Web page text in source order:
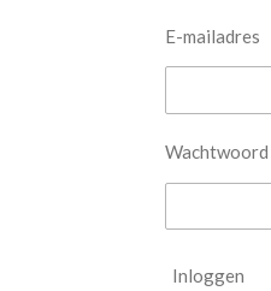
E-mailadres
Wachtwoord
Inloggen